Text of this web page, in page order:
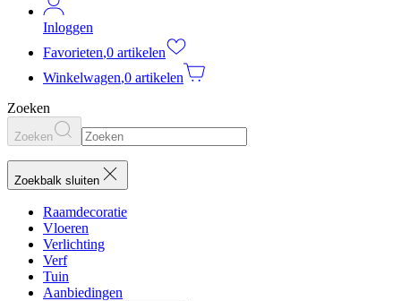
Inloggen
Favorieten,0 artikelen
Winkelwagen,0 artikelen
Zoeken
Zoeken
Zoekbalk sluiten
Raamdecoratie
Vloeren
Verlichting
Verf
Tuin
Aanbiedingen